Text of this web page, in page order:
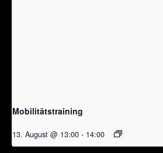
Mobilitätstraining
13. August @ 13:00 - 14:00